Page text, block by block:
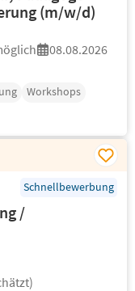
(m/w/d)
08.08.2026
Workshops
Schnellbewerbung
/